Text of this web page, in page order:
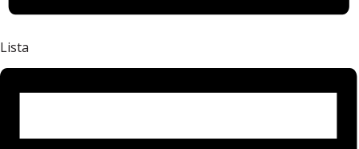
Lista